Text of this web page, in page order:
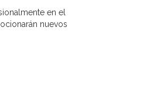
en el
nuevos